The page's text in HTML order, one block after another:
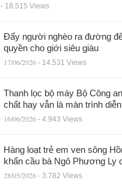
- 18.515 Views
Đẩy người nghèo ra đường
quyền cho giới siêu giàu
17/06/2026 - 14.531 Views
Thanh lọc bộ máy Bộ Công
chất hay vẫn là màn trình
16/06/2026 - 4.943 Views
Hàng loạt trẻ em ven sông
khẩn cầu bà Ngô Phương Ly
28/05/2026 - 3.782 Views